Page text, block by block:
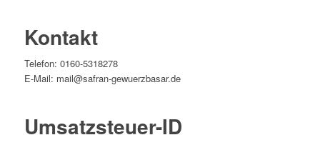
Kontakt
Telefon: 0160-5318278
E-Mail: mail@safran-gewuerzbasar.de
Umsatzsteuer-ID